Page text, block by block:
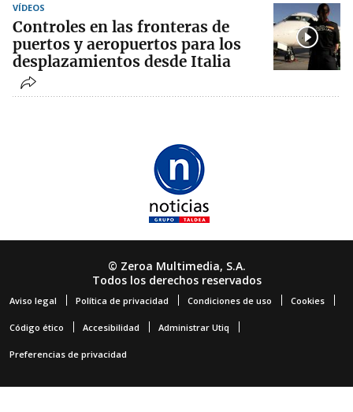
VÍDEOS
Controles en las fronteras de
puertos y aeropuertos para los
desplazamientos desde Italia
© Zeroa Multimedia, S.A.
Todos los derechos reservados
Aviso legal Política de privacidad Condiciones de uso Cookies
Código ético Accesibilidad Administrar Utiq
Preferencias de privacidad